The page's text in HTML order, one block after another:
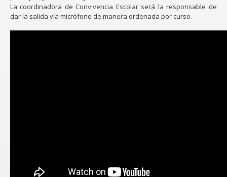
La coordinadora de Convivencia Escolar será la responsable de
dar la salida vía micrófono de manera ordenada por curso.